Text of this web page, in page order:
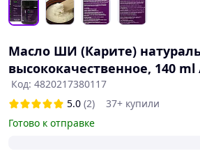
Масло ШИ (Карите)
высококачественное, 140 ml
Код: 4820217380117
5.0 (2)
37+ купили
Готово к отправке